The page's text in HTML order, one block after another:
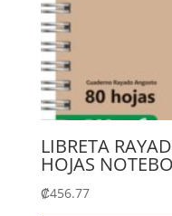
LIBRETA
HOJAS
₡456.77